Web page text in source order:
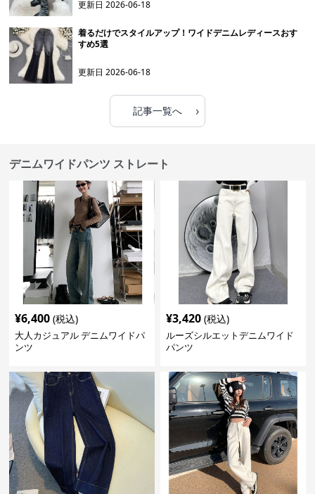
更新日2026-06-18
着るだけでスタイルアップ！ワイドデニムレディースおす
すめ5選
更新日2026-06-18
記事一覧へ ›
デニムワイドパンツ ストレート
¥6,400 (税込)
大人カジュアル デニムワイドパ
ンツ
¥3,420 (税込)
ルーズシルエットデニムワイド
パンツ